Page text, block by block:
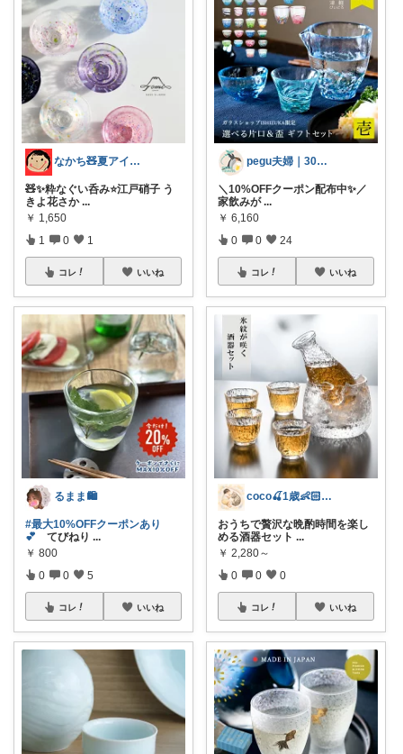
なかち🧸夏アイテム＆便利グッズ✨
🧸✨粋なぐい呑み⭐️江戸硝子 う
きよ花さか ...
￥ 1,650
1 0 1
コレ いいね
るまま🛍️
#最大10%OFFクーポンあり
💕 てびねり ...
￥ 800
0 0 5
コレ いいね
pegu夫婦｜30代ふたり暮らし🌿
＼10%OFFクーポン配布中✨／
家飲みが ...
￥ 6,160
0 0 24
コレ いいね
coco🍒1歳👶🏻5歳🐈
おうちで贅沢な晩酌時間を楽し
める酒器セット ...
￥ 2,280～
0 0 0
コレ いいね